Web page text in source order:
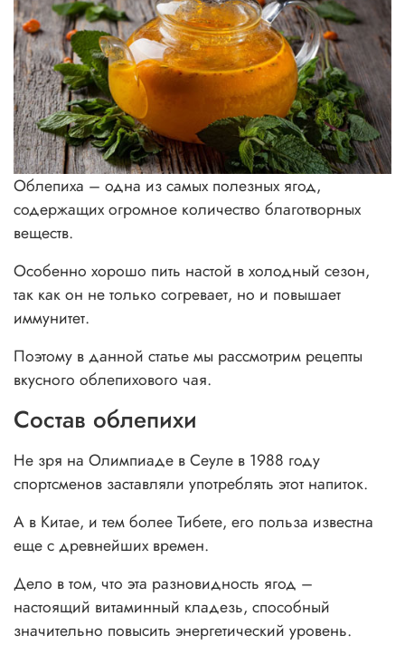
Облепиха – одна из самых полезных ягод,
содержащих огромное количество благотворных
веществ.
Особенно хорошо пить настой в холодный сезон,
так как он не только согревает, но и повышает
иммунитет.
Поэтому в данной статье мы рассмотрим рецепты
вкусного облепихового чая.
Состав облепихи
Не зря на Олимпиаде в Сеуле в 1988 году
спортсменов заставляли употреблять этот напиток.
А в Китае, и тем более Тибете, его польза известна
еще с древнейших времен.
Дело в том, что эта разновидность ягод –
настоящий витаминный кладезь, способный
значительно повысить энергетический уровень.